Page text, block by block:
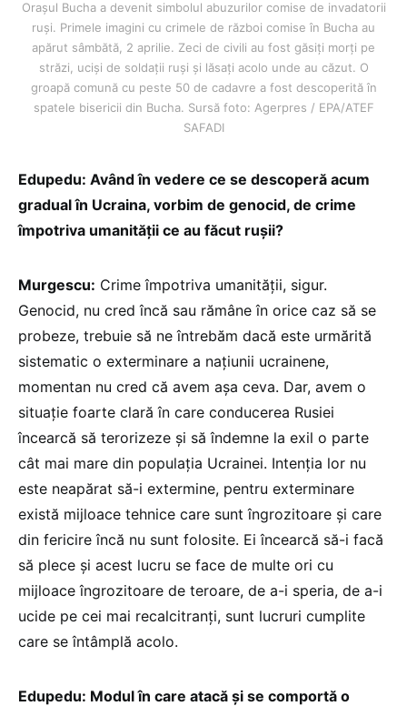
Orașul Bucha a devenit simbolul abuzurilor comise de invadatorii
ruși. Primele imagini cu crimele de război comise în Bucha au
apărut sâmbătă, 2 aprilie. Zeci de civili au fost găsiți morți pe
străzi, uciși de soldații ruși și lăsați acolo unde au căzut. O
groapă comună cu peste 50 de cadavre a fost descoperită în
spatele bisericii din Bucha. Sursă foto: Agerpres / EPA/ATEF
SAFADI
Edupedu: Având în vedere ce se descoperă acum
gradual în Ucraina, vorbim de genocid, de crime
împotriva umanității ce au făcut rușii?
Murgescu: Crime împotriva umanității, sigur.
Genocid, nu cred încă sau rămâne în orice caz să se
probeze, trebuie să ne întrebăm dacă este urmărită
sistematic o exterminare a națiunii ucrainene,
momentan nu cred că avem așa ceva. Dar, avem o
situație foarte clară în care conducerea Rusiei
încearcă să terorizeze și să îndemne la exil o parte
cât mai mare din populația Ucrainei. Intenția lor nu
este neapărat să-i extermine, pentru exterminare
există mijloace tehnice care sunt îngrozitoare și care
din fericire încă nu sunt folosite. Ei încearcă să-i facă
să plece și acest lucru se face de multe ori cu
mijloace îngrozitoare de teroare, de a-i speria, de a-i
ucide pe cei mai recalcitranți, sunt lucruri cumplite
care se întâmplă acolo.
Edupedu: Modul în care atacă și se comportă o